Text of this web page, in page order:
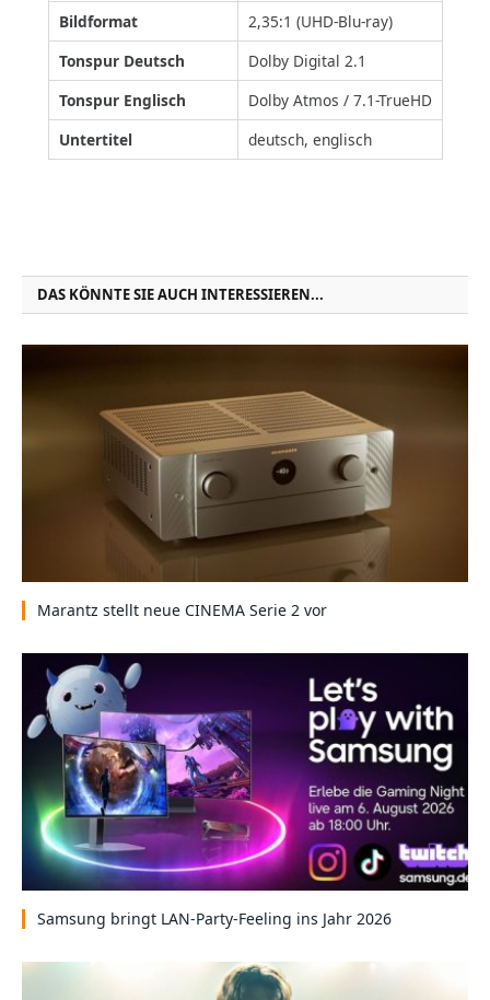
Bildformat
2,35:1 (UHD-Blu-ray)
Tonspur Deutsch
Dolby Digital 2.1
Tonspur Englisch
Dolby Atmos / 7.1-TrueHD
Untertitel
deutsch, englisch
DAS KÖNNTE SIE AUCH INTERESSIEREN...
Marantz stellt neue CINEMA Serie 2 vor
Samsung bringt LAN-Party-Feeling ins Jahr 2026